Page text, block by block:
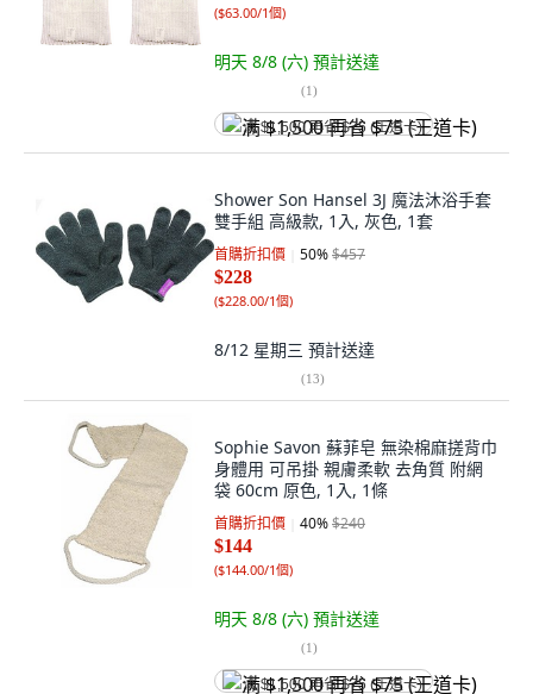
($63.00/1個)
明天 8/8 (六) 預計送達
(1)
满 $1,500 再省 $75 (王道卡)
Shower Son Hansel 3J 魔法沐浴手套
雙手組 高級款, 1入, 灰色, 1套
首購折扣價 50%$457
$228
($228.00/1個)
8/12 星期三 預計送達
(13)
Sophie Savon 蘇菲皂 無染棉麻搓背巾
身體用 可吊掛 親膚柔軟 去角質 附網
袋 60cm 原色, 1入, 1條
首購折扣價 40%$240
$144
($144.00/1個)
明天 8/8 (六) 預計送達
(1)
满 $1,500 再省 $75 (王道卡)